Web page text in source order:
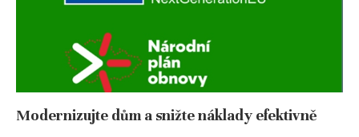
Modernizujte dům a snižte náklady efektivně